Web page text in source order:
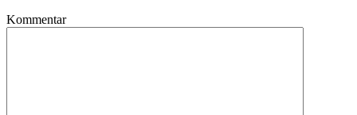
Kommentar